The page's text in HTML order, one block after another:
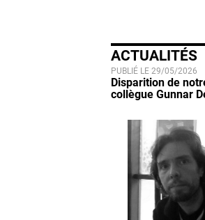
ACTUALITÉS
PUBLIÉ LE 29/05/2026
Disparition de
collègue Gunnar